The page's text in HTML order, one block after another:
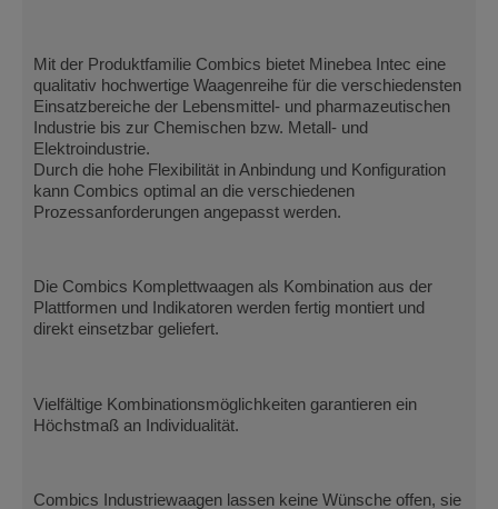
Mit der Produktfamilie Combics bietet Minebea Intec eine
qualitativ hochwertige Waagenreihe für die verschiedensten
Einsatzbereiche der Lebensmittel- und pharmazeutischen
Industrie bis zur Chemischen bzw. Metall- und
Elektroindustrie.
Durch die hohe Flexibilität in Anbindung und Konfiguration
kann Combics optimal an die verschiedenen
Prozessanforderungen angepasst werden.
Die Combics Komplettwaagen als Kombination aus der
Plattformen und Indikatoren werden fertig montiert und
direkt einsetzbar geliefert.
Vielfältige Kombinationsmöglichkeiten garantieren ein
Höchstmaß an Individualität.
Combics Industriewaagen lassen keine Wünsche offen, sie